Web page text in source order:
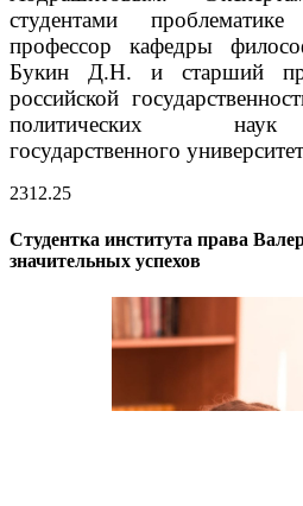
студентами
профессор кафедры
Букин Д.Н. и старший
российской
политических наук
государственного
2312.25
Студентка института права
значительных успехов